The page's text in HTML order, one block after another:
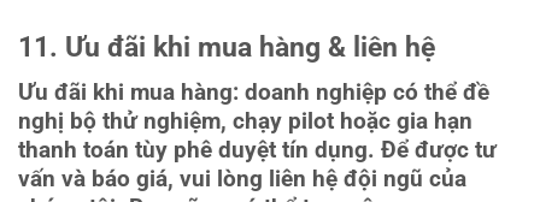
11. Ưu đãi khi mua hàng & liên hệ
Ưu đãi khi mua hàng: doanh nghiệp có thể đề
nghị bộ thử nghiệm, chạy pilot hoặc gia hạn
thanh toán tùy phê duyệt tín dụng. Để được tư
vấn và báo giá, vui lòng liên hệ đội ngũ của